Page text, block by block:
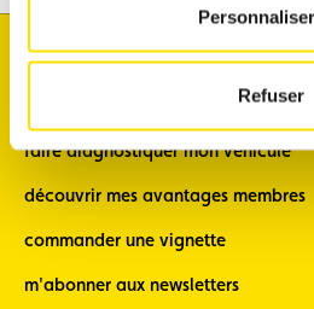
Personnaliser
Refuser
Je souhaite
faire diagnostiquer mon véhicule
découvrir mes avantages membres
commander une vignette
m'abonner aux newsletters